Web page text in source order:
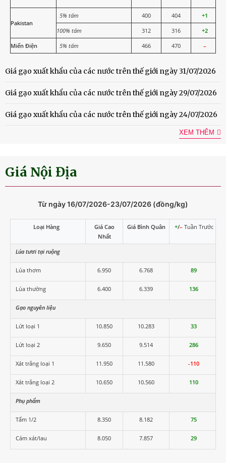
Pakistan
5% tấm 400 404
+1
100% tấm
312 316
+2
Miến Điện
5% tấm 466 470 –
Giá gạo xuất khẩu của các nước trên thế giới ngày 31/07/2026
Giá gạo xuất khẩu của các nước trên thế giới ngày 29/07/2026
Giá gạo xuất khẩu của các nước trên thế giới ngày 24/07/2026
XEM THÊM
Giá Nội Địa
Từ ngày 16/07/2026-23/07/2026 (đồng/kg)
Loại Hàng
Giá Cao
Nhất
Giá Bình Quân +/– Tuần Trước
Lúa tươi tại ruộng
Lúa thơm 6.950 6.768 89
Lúa thường 6.400 6.339 136
Gạo nguyên liệu
Lứt loại 1 10.850 10.283 33
Lứt loại 2 9.650 9.514 286
Xát trắng loại 1 11.950 11.580 -110
Xát trắng loại 2 10.650 10.560 110
Phụ phẩm
Tấm 1/2 8.350 8.182 75
Cám xát/lau 8.050 7.857 29